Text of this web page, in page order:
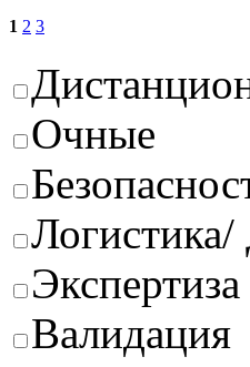
1 2 3
Очные
Валидация